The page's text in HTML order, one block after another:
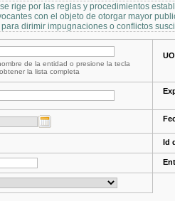
rige por las reglas y procedimientos
con el objeto de otorgar mayor
dirimir impugnaciones o conflictos
de la entidad o presione la tecla
la lista completa
Id